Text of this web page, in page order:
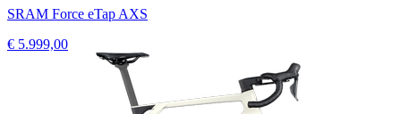
SRAM Force eTap AXS
€ 5.999,00